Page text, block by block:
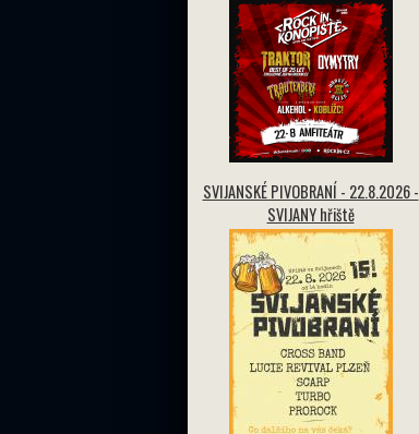
SVIJANSKÉ PIVOBRANÍ - 22.8.2026 -
SVIJANY hřiště